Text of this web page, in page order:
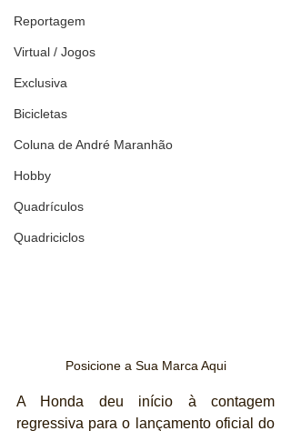
Reportagem
Virtual / Jogos
Exclusiva
Bicicletas
Coluna de André Maranhão
Hobby
Quadrículos
Quadriciclos
Posicione a Sua Marca Aqui
A Honda deu início à contagem